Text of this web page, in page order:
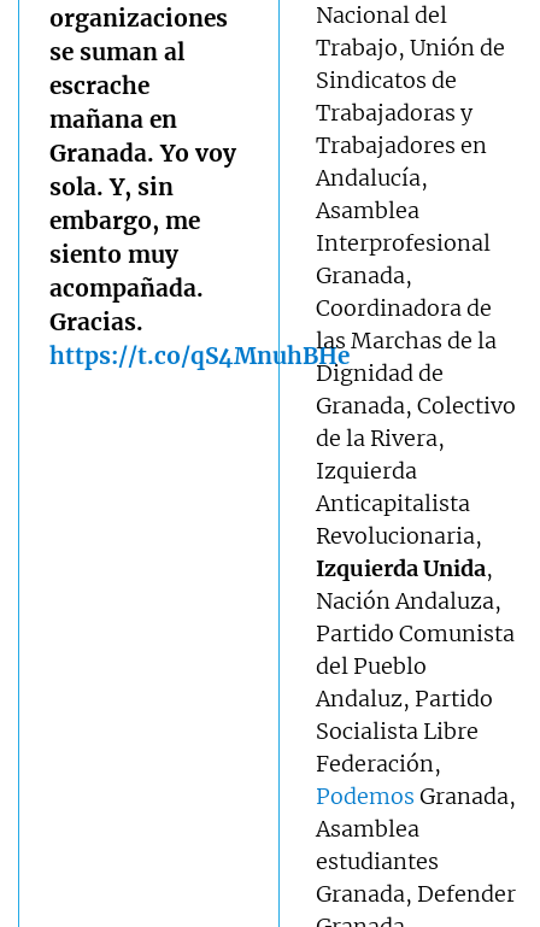
organizaciones
se suman al
escrache
mañana en
Granada. Yo voy
sola. Y, sin
embargo, me
siento muy
acompañada.
Gracias.
https://t.co/qS4MnuhBHe
Nacional del
Trabajo, Unión de
Sindicatos de
Trabajadoras y
Trabajadores en
Andalucía,
Asamblea
Interprofesional
Granada,
Coordinadora de
las Marchas de la
Dignidad de
Granada, Colectivo
de la Rivera,
Izquierda
Anticapitalista
Revolucionaria,
Izquierda Unida,
Nación Andaluza,
Partido Comunista
del Pueblo
Andaluz, Partido
Socialista Libre
Federación,
Podemos Granada,
Asamblea
estudiantes
Granada, Defender